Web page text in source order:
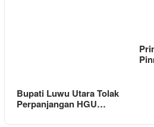
Bupati Luwu Utara Tolak
Perpanjangan HGU…